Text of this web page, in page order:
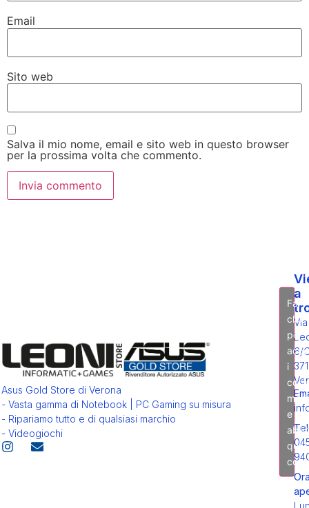
Email
Sito web
Salva il mio nome, email e sito web in questo browser
per la prossima volta che commento.
Asus Gold Store di Verona
- Vasta gamma di Notebook | PC Gaming su misura
- Ripariamo tutto e di qualsiasi marchio
- Videogiochi
a
Via
6/
Fai
clic
per
i
e